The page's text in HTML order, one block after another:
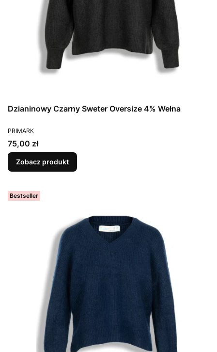
Dzianinowy Czarny Sweter Oversize 4% Wełna
PRODUCENT
PRIMARK
Cena
75,00 zł
Zobacz produkt
Bestseller